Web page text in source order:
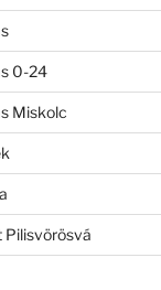
0-24
Miskolc
Pilisvörösvá